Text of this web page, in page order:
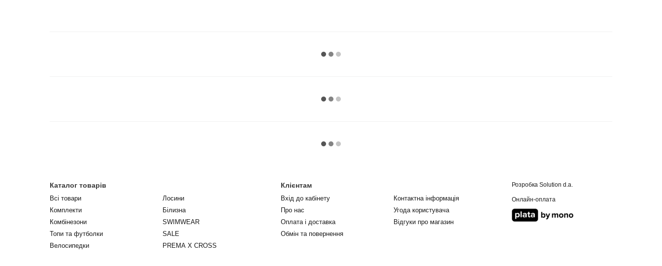
Каталог товарів
Всі товари
Комплекти
Комбінезони
Топи та футболки
Велосипедки
Лосини
Білизна
SWIMWEAR
SALE
PREMA X CROSS
Клієнтам
Вхід до кабінету
Про нас
Оплата і доставка
Обмін та повернення
Контактна інформація
Угода користувача
Відгуки про магазин
Розробка Solution d.a.
Онлайн-оплата